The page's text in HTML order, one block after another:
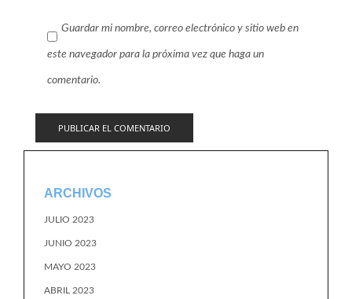
Guardar mi nombre, correo electrónico y sitio web en
este navegador para la próxima vez que haga un
comentario.
ARCHIVOS
JULIO 2023
JUNIO 2023
MAYO 2023
ABRIL 2023